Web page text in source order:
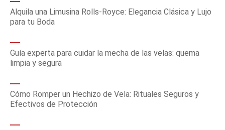
Alquila una Limusina Rolls-Royce: Elegancia Clásica y Lujo
para tu Boda
Guía experta para cuidar la mecha de las velas: quema
limpia y segura
Cómo Romper un Hechizo de Vela: Rituales Seguros y
Efectivos de Protección